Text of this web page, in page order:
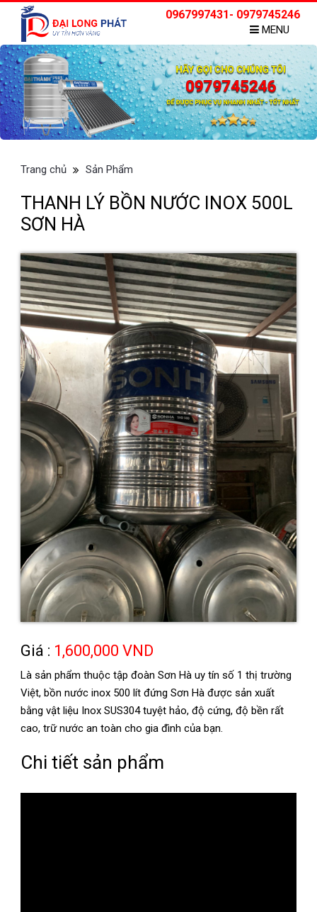
0967997431- 0979745246
MENU
Trang chủ Sản Phẩm
THANH LÝ BỒN NƯỚC INOX 500L
SƠN HÀ
Giá : 1,600,000 VND
Là sản phẩm thuộc tập đoàn Sơn Hà uy tín số 1 thị trường
Việt, bồn nước inox 500 lít đứng Sơn Hà được sản xuất
bằng vật liệu Inox SUS304 tuyệt hảo, độ cứng, độ bền rất
cao, trữ nước an toàn cho gia đình của bạn.
Chi tiết sản phẩm